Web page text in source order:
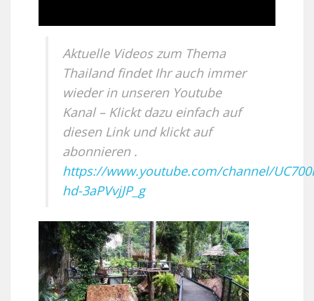
Aktuelle Videos zum Thema
Thailand findet Ihr auch immer
wieder in unseren Youtube
Kanal – Klickt dazu einfach auf
diesen Link und klickt auf
abonnieren .
https://www.youtube.com/channel/
hd-3aPVvjJP_g